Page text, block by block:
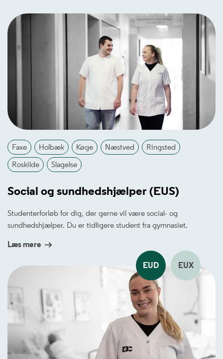
Faxe Holbæk Køge Næstved
Ringsted
Roskilde
Slagelse
Social og sundhedshjælper (EUS)
Studenterforløb for dig, der gerne vil være social- og
sundhedshjælper. Du er tidligere student fra gymnasiet.
Læs mere
EUD EUX